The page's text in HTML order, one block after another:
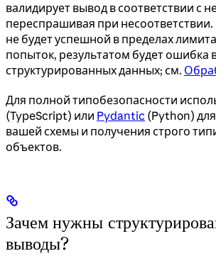
валидирует вывод в соответствии с
переспрашивая при несоответствии.
не будет успешной в пределах
попыток, результатом будет ошибка
структурированных данных; см.
Для полной типобезопасности
(TypeScript) или Pydantic (Python)
вашей схемы и получения строго
объектов.
Зачем нужны
выводы?